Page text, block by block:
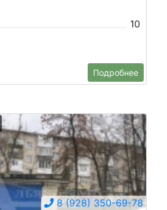
10
Подробнее
8 (928) 350-69-78